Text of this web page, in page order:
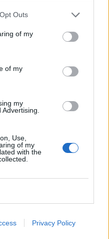
Outs
of my
of my
my
Use,
of my
with the
Privacy Policy